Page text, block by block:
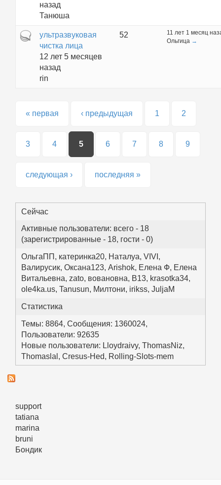
назад
Танюша
Горячая тема
ультразвуковая
чистка лица
12 лет 5 месяцев
назад
rin
52
11 лет 1 месяц
Ольгица →
Страницы
« первая ‹ предыдущая 1 2
3 4 5 6 7 8 9
следующая › последняя »
Сейчас
Активные пользователи: всего - 18
(зарегистрированные - 18, гости - 0)
ОльгаПП , катеринка20, Наталya,VIVI ,
Валирусик,Оксана123,Arishok, Елена Ф, Елена
Витальевна, zato, вовановна, В13, krasotka34,
ole4ka.us,Tanusun, Милтони, irikss,JuljaM
Статистика
Темы: 8864, Сообщения: 1360024,
Пользователи: 92635
Новые пользователи: Lloydraivy,ThomasNiz,
Thomaslal ,Cresus-Hed, Rolling-Slots-mem
support
tatiana
marina
bruni
Бондик